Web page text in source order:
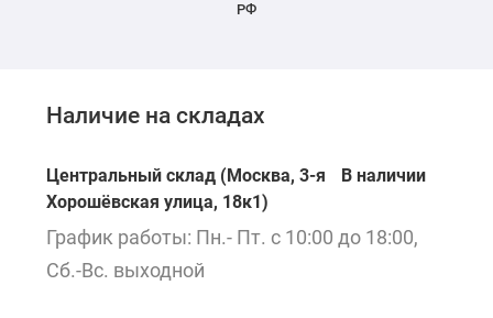
РФ
Наличие на складах
Центральный склад (Москва, 3-я
Хорошёвская улица, 18к1)
В наличии
График работы: Пн.- Пт. с 10:00 до 18:00,
Сб.-Вс. выходной